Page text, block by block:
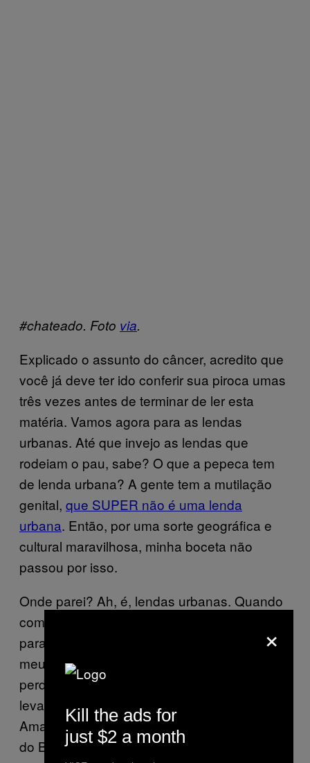
#chateado. Foto via.
Explicado o assunto do câncer, acredito que
você já deve ter ido conferir sua piroca umas
três vezes antes de terminar de ler esta
matéria. Vamos agora para as lendas
urbanas. Até que invejo as lendas que
rodeiam o pau, sabe? O que a pepeca tem
de lenda urbana? A gente tem a mutilação
genital, que SUPER não é uma lenda
urbana. Então, por uma sorte geográfica e
cultural maravilhosa, minha boceta não
passou por isso.
Onde parei? Ah, é, lendas urbanas. Quando
comecei a juntar informações importantes
para esta matéria (leia-se: perguntar para
meus editores como eles acham que podem
perder o pau), uma grande questão foi
levantada: o Candiru, o peixe “vampiro” do
Amazonas. Basicamente, em certas regiões
do Brasil, existe um peixe que entra pela
×
Kill the ads for
just $2 a month